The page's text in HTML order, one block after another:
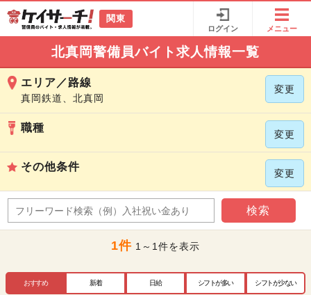
関東
ログイン メニュー
北真岡警備員バイト求人情報一覧
エリア／路線
真岡鉄道、北真岡
変更
職種
変更
その他条件
変更
検索
1件 1～1件を表示
おすすめ 新着 日給 シフトが多い シフトが少ない